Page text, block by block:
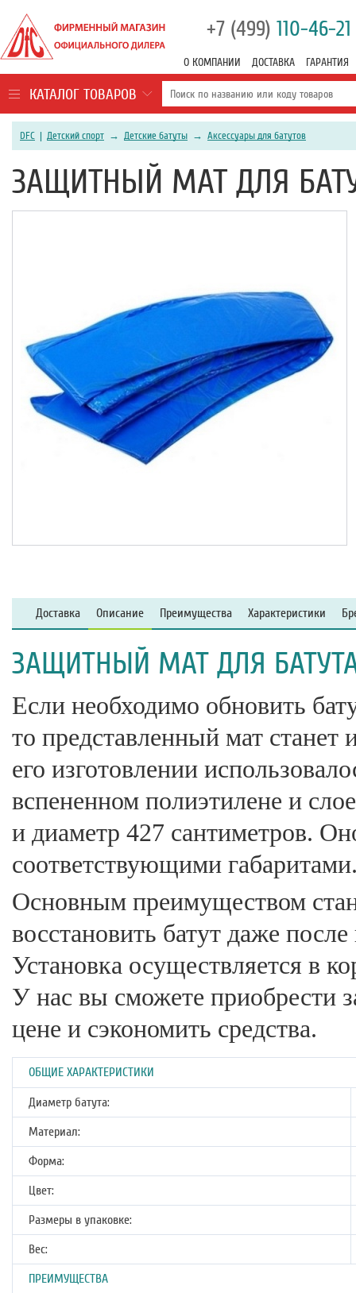
+7 (499) 110-46-21
О КОМПАНИИ ДОСТАВКА ГАРАНТИЯ
КАТАЛОГ ТОВАРОВ
DFC | Детский спорт → Детские батуты → Аксессуары для батутов
ЗАЩИТНЫЙ МАТ ДЛЯ
Доставка Описание Преимущества Характеристики
ЗАЩИТНЫЙ МАТ ДЛЯ БАТУТА
Если необходимо обновить
то представленный мат
его изготовлении
вспененном полиэтилене и
и диаметр 427 сантиметров.
соответствующими
Основным преимуществом
восстановить батут даже
Установка осуществляется в
У нас вы сможете приобрести
цене и сэкономить средства.
ОБЩИЕ ХАРАКТЕРИСТИКИ
Диаметр батута:
Материал:
Форма:
Цвет:
Размеры в упаковке:
Вес:
ПРЕИМУЩЕСТВА